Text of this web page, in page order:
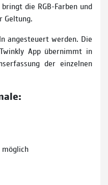
die RGB-Farben und
Geltung.
angesteuert werden. Die
App übernimmt in
der einzelnen
möglich